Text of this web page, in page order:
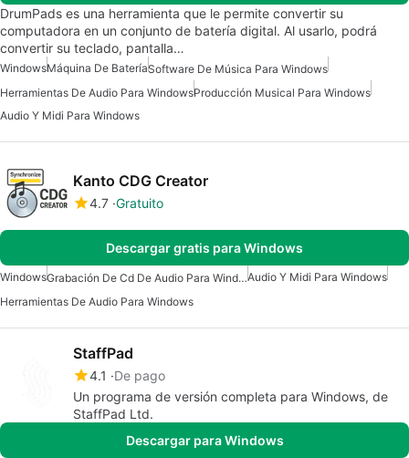
DrumPads es una herramienta que le permite convertir su
computadora en un conjunto de batería digital. Al usarlo, podrá
convertir su teclado, pantalla…
WindowsMáquina De BateríaSoftware De Música Para Windows
Herramientas De Audio Para WindowsProducción Musical Para Windows
Audio Y Midi Para Windows
Kanto CDG Creator
4.7 Gratuito
Descargar gratis para Windows
Windows Grabación De Cd De Audio Para WindowsAudio Y Midi Para Windows
Herramientas De Audio Para Windows
StaffPad
4.1
De pago
Un programa de versión completa para Windows, de
StaffPad Ltd.
Descargar para Windows